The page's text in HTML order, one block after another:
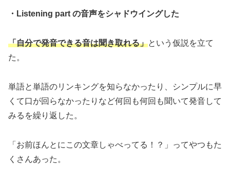
・Listening part の音声をシャドウイングした
「自分で発音できる音は聞き取れる」という仮説を立て
た。
単語と単語のリンキングを知らなかったり、シンプルに早
くて口が回らなかったりなど何回も何回も聞いて発音して
みるを繰り返した。
「お前ほんとにこの文章しゃべってる！？」ってやつもた
くさんあった。